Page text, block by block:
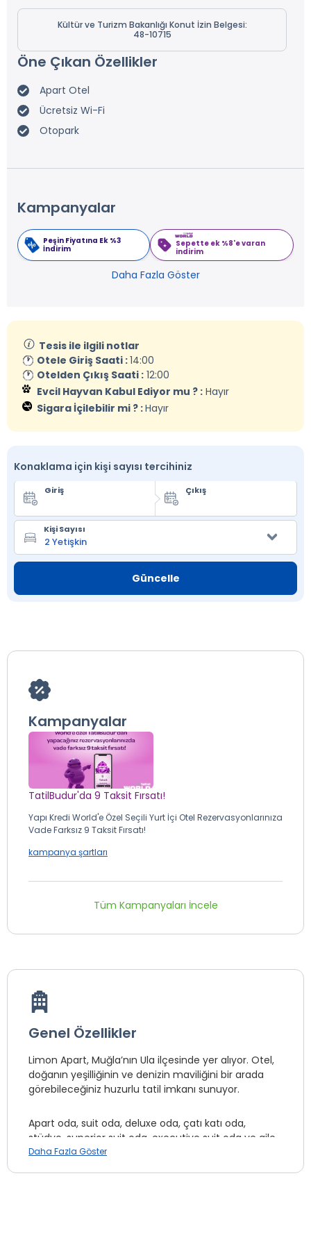
Kültür ve Turizm Bakanlığı Konut İzin Belgesi:
48-10715
Öne Çıkan Özellikler
Apart Otel
Ücretsiz Wi-Fi
Otopark
Kampanyalar
Peşin Fiyatına Ek %3
İndirim
Sepette ek %8'e varan
indirim
Daha Fazla Göster
Tesis ile ilgili notlar
Otele Giriş Saati :14:00
Otelden Çıkış Saati : 12:00
Evcil Hayvan Kabul Ediyor mu ? : Hayır
Sigara İçilebilir mi ? :Hayır
Konaklama için kişi sayısı tercihiniz
Giriş Çıkış
Kişi Sayısı
Güncelle
Kampanyalar
TatilBudur'da 9 Taksit Fırsatı!
Yapı Kredi World'e Özel Seçili Yurt İçi Otel Rezervasyonlarınıza
Vade Farksız 9 Taksit Fırsatı!
kampanya şartları
Tüm Kampanyaları İncele
Genel Özellikler
Limon Apart, Muğla’nın Ula ilçesinde yer alıyor. Otel,
doğanın yeşilliğinin ve denizin maviliğini bir arada
görebileceğiniz huzurlu tatil imkanı sunuyor.
Apart oda, suit oda, deluxe oda, çatı katı oda,
stüdyo, superior suit oda, executive suit oda ve aile
odası çeşitleriyle toplam 6 odada hizmet veren
Daha Fazla Göster